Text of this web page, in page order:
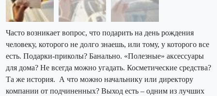
Часто возникает вопрос, что подарить на день рождения
человеку, которого не долго знаешь, или тому, у которого все
есть. Подарки-приколы? Банально. «Полезные» аксессуары
для дома? Не всегда можно угадать. Косметические средства?
Та же история. А что можно начальнику или директору
компании от подчиненных? Выход есть – одним из лучших